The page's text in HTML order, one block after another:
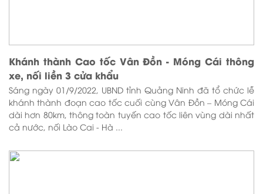
Khánh thành Cao tốc Vân Đồn - Móng Cái thông
xe, nối liền 3 cửa khẩu
Sáng ngày 01/9/2022, UBND tỉnh Quảng Ninh đã tổ chức lễ
khánh thành đoạn cao tốc cuối cùng Vân Đồn – Móng Cái
dài hơn 80km, thông toàn tuyến cao tốc liên vùng dài nhất
cả nước, nối Lào Cai - Hà ...